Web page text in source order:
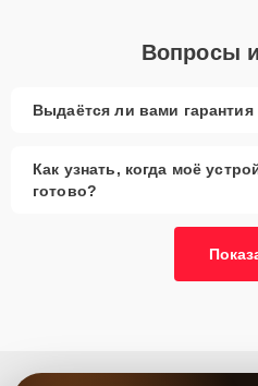
Вопросы
Выдаётся ли вами
Как узнать, когда моё
готово?